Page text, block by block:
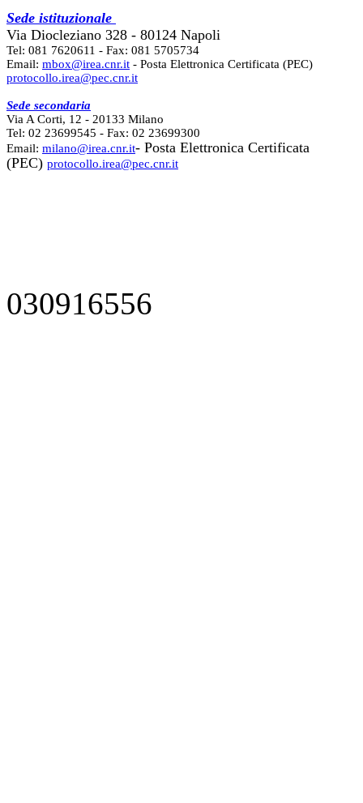
Sede istituzionale
Via Diocleziano 328 - 80124 Napoli
Tel: 081 7620611 - Fax: 081 5705734
Email: mbox@irea.cnr.it - Posta Elettronica Certificata (PEC)
protocollo.irea@pec.cnr.it
Sede secondaria
Via A Corti, 12 - 20133 Milano
Tel: 02 23699545 - Fax: 02 23699300
Email: milano@irea.cnr.it- Posta Elettronica Certificata
(PEC) protocollo.irea@pec.cnr.it
030916556